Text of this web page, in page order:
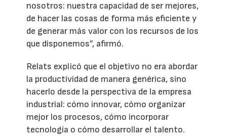
nosotros: nuestra capacidad de ser mejores,
de hacer las cosas de forma más eficiente y
de generar más valor con los recursos de los
que disponemos”, afirmó.
Relats explicó que el objetivo no era abordar
la productividad de manera genérica, sino
hacerlo desde la perspectiva de la empresa
industrial: cómo innovar, cómo organizar
mejor los procesos, cómo incorporar
tecnología o cómo desarrollar el talento.